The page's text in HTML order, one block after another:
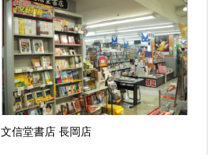
文信堂書店 長岡店